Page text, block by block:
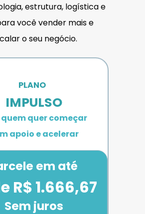
estrutura, logística e
você vender mais e
o seu negócio.
em até
R$ 1.666,67
Sem juros
PLANO
IMPULSO
quer começar
apoio e acelerar